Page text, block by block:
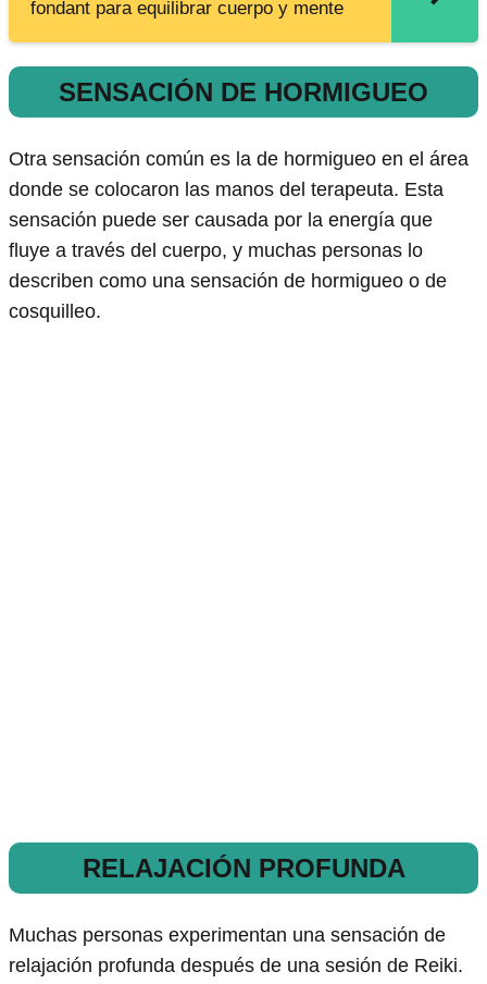
fondant para equilibrar cuerpo y mente
SENSACIÓN DE HORMIGUEO
Otra sensación común es la de hormigueo en el área
donde se colocaron las manos del terapeuta. Esta
sensación puede ser causada por la energía que
fluye a través del cuerpo, y muchas personas lo
describen como una sensación de hormigueo o de
cosquilleo.
RELAJACIÓN PROFUNDA
Muchas personas experimentan una sensación de
relajación profunda después de una sesión de Reiki.